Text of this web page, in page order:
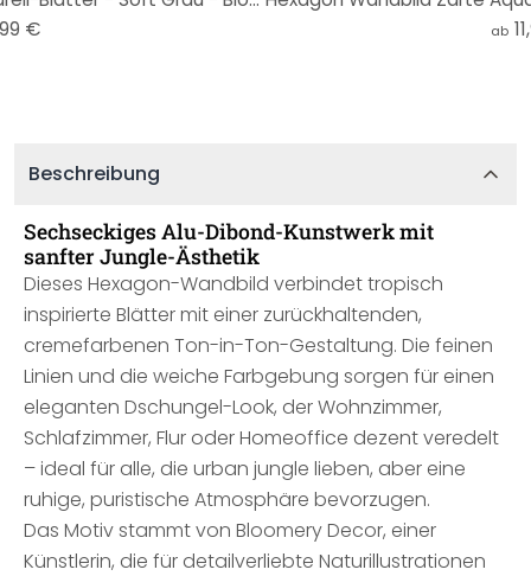
€
ab
Beschreibung
Sechseckiges Alu-Dibond-Kunstwerk mit
sanfter Jungle-Ästhetik
Dieses Hexagon-Wandbild verbindet tropisch
inspirierte Blätter mit einer zurückhaltenden,
cremefarbenen Ton-in-Ton-Gestaltung. Die feinen
Linien und die weiche Farbgebung sorgen für einen
eleganten Dschungel-Look, der Wohnzimmer,
Schlafzimmer, Flur oder Homeoffice dezent veredelt
– ideal für alle, die urban jungle lieben, aber eine
ruhige, puristische Atmosphäre bevorzugen.
Das Motiv stammt von Bloomery Decor, einer
Künstlerin, die für detailverliebte Naturillustrationen